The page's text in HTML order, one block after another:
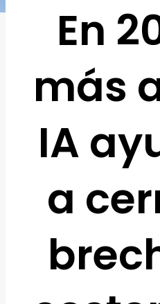
En
más
IA
a